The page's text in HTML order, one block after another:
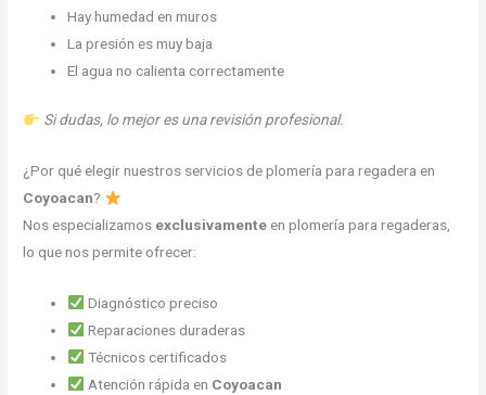
Hay humedad en muros
La presión es muy baja
El agua no calienta correctamente
Si dudas, lo mejor es una revisión profesional.
¿Por qué elegir nuestros servicios de plomería para regadera en
Coyoacan?
Nos especializamos exclusivamente en plomería para regaderas,
lo que nos permite ofrecer:
Diagnóstico preciso
Reparaciones duraderas
Técnicos certificados
Atención rápida en Coyoacan